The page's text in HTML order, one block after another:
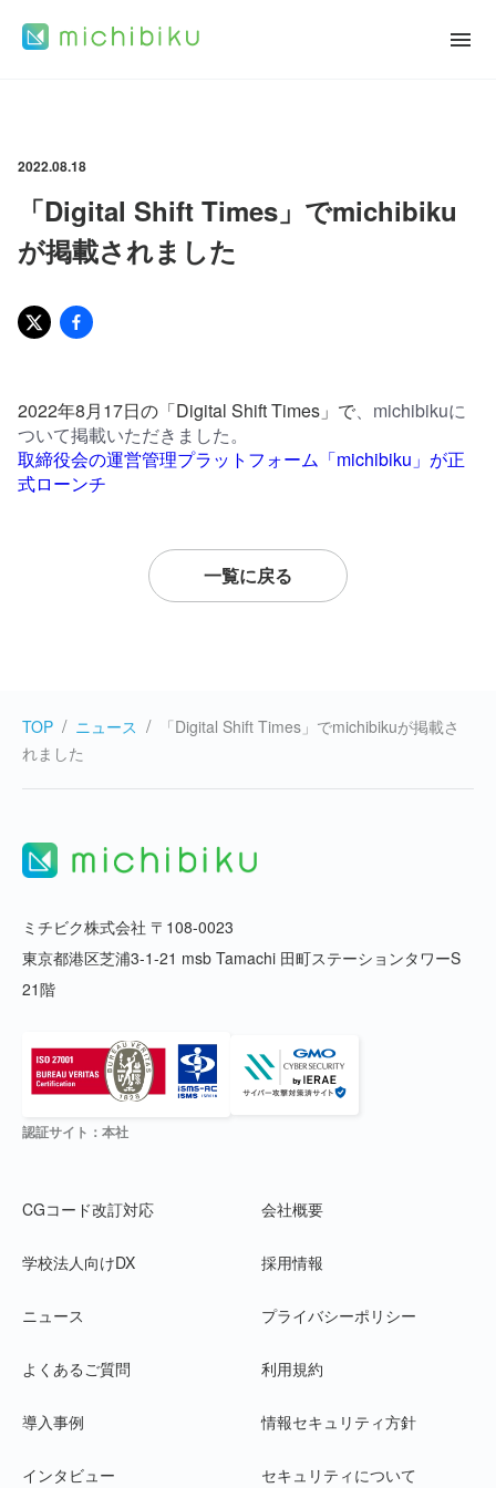
2022.08.18
「Digital Shift Times」でmichibiku
が掲載されました
2022年8月17日の「Digital Shift Times」で、michibikuに
ついて掲載いただきました。
取締役会の運営管理プラットフォーム「michibiku」が正
式ローンチ
一覧に戻る
TOP ニュース
「Digital Shift Times」でmichibikuが掲載さ
れました
ミチビク株式会社 〒108-0023
東京都港区芝浦3-1-21 msb Tamachi 田町ステーションタワーS
21階
認証サイト：本社
CGコード改訂対応
学校法人向けDX
ニュース
よくあるご質問
導入事例
インタビュー
会社概要
採用情報
プライバシーポリシー
利用規約
情報セキュリティ方針
セキュリティについて